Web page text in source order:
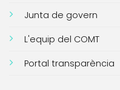
Junta de govern
L'equip del COMT
Portal transparència